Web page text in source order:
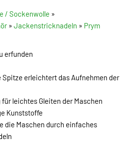
/ Sockenwolle »
» Jackenstricknadeln » Prym
erfunden
erleichtert das Aufnehmen der
leichtes Gleiten der Maschen
Kunststoffe
die Maschen durch einfaches